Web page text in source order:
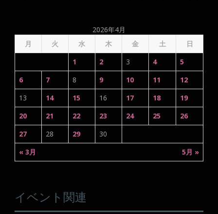
2026年4月
月
火 水 木 金 土 日
« 3月 5月 »
1 2 3 4
5
6
7 8 9 10 11
12
13
14 15 16 17 18
19
20
21 22 23 24 25
26
27
28 29 30
イベント関連